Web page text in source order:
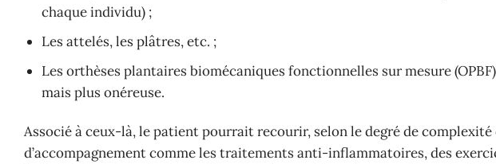
chaque individu) ;
Les attelés, les plâtres, etc. ;
Les orthèses plantaires biomécaniques fonctionnelles sur mesure
mais plus onéreuse.
Associé à ceux-là, le patient pourrait recourir, selon le degré de complexité
d’accompagnement comme les traitements anti-inflammatoires, des